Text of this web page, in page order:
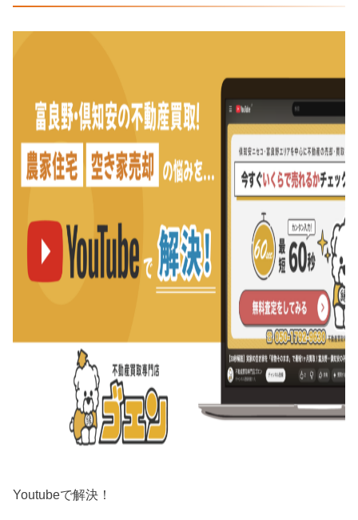
Youtubeで解決！